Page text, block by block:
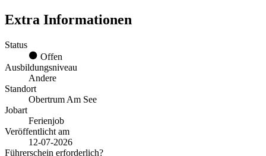
Extra Informationen
Status
Offen
Ausbildungsniveau
Andere
Standort
Obertrum Am See
Jobart
Ferienjob
Veröffentlicht am
12-07-2026
Führerschein erforderlich?